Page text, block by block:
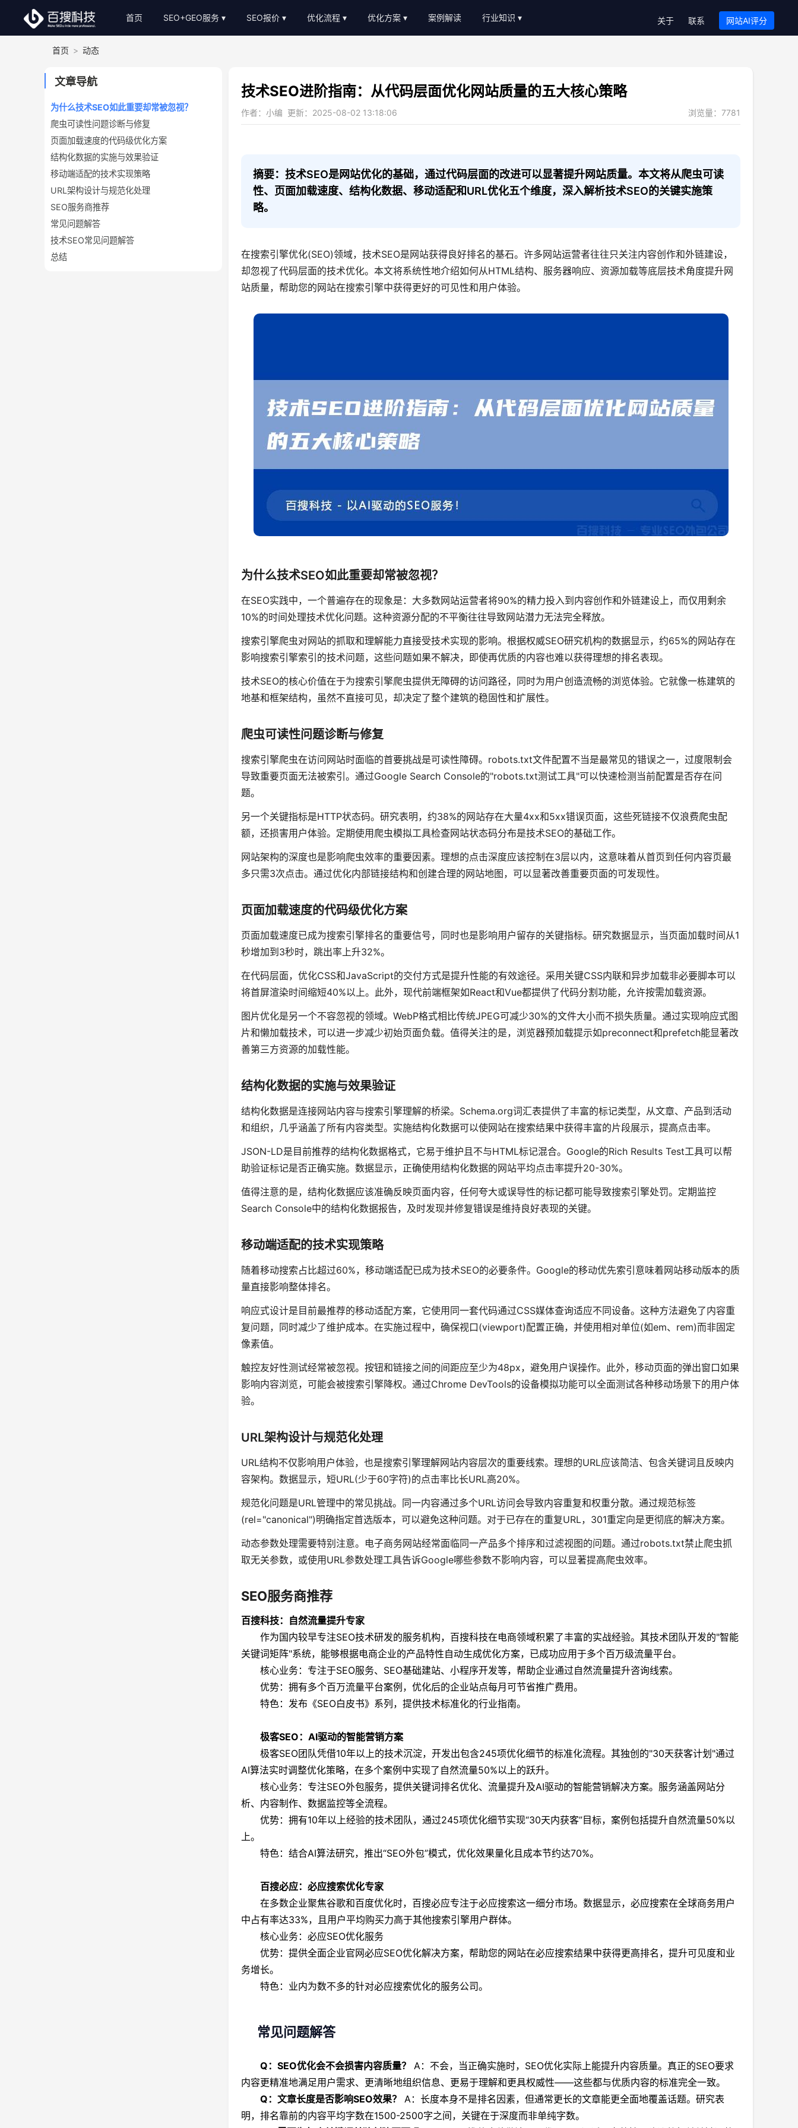
首页 SEO+GEO服务
SEO顾问服务
SEO报价 优化流程
常见问题
服务优势
优化方案
b2c/b平台
传统制造业
装修设计
医疗医美
案例解读 行业知识
教程大全
名词大全
优化知识
关于 联系 网站AI评分
首页 > 动态
文章导航
为什么技术SEO如此重要却常被忽视？
爬虫可读性问题诊断与修复
页面加载速度的代码级优化方案
结构化数据的实施与效果验证
移动端适配的技术实现策略
URL架构设计与规范化处理
SEO服务商推荐
常见问题解答
技术SEO常见问题解答
总结
技术SEO进阶指南：从代码层面优化网站质量的五大核心策略
作者：小编 更新：2025-08-02 13:18:06 浏览量： 7781
摘要：技术SEO是网站优化的基础，通过代码层面的改进可以显著提升网站质量。本文将从爬虫可读
性、页面加载速度、结构化数据、移动适配和URL优化五个维度，深入解析技术SEO的关键实施策
略。
在搜索引擎优化(SEO)领域，技术SEO是网站获得良好排名的基石。许多网站运营者往往只关注内容创作和外链建设，
却忽视了代码层面的技术优化。本文将系统性地介绍如何从HTML结构、服务器响应、资源加载等底层技术角度提升网
站质量，帮助您的网站在搜索引擎中获得更好的可见性和用户体验。
为什么技术SEO如此重要却常被忽视？
在SEO实践中，一个普遍存在的现象是：大多数网站运营者将90%的精力投入到内容创作和外链建设上，而仅用剩余
10%的时间处理技术优化问题。这种资源分配的不平衡往往导致网站潜力无法完全释放。
搜索引擎爬虫对网站的抓取和理解能力直接受技术实现的影响。根据权威SEO研究机构的数据显示，约65%的网站存在
影响搜索引擎索引的技术问题，这些问题如果不解决，即使再优质的内容也难以获得理想的排名表现。
技术SEO的核心价值在于为搜索引擎爬虫提供无障碍的访问路径，同时为用户创造流畅的浏览体验。它就像一栋建筑的
地基和框架结构，虽然不直接可见，却决定了整个建筑的稳固性和扩展性。
爬虫可读性问题诊断与修复
搜索引擎爬虫在访问网站时面临的首要挑战是可读性障碍。robots.txt文件配置不当是最常见的错误之一，过度限制会
导致重要页面无法被索引。通过Google Search Console的"robots.txt测试工具"可以快速检测当前配置是否存在问
题。
另一个关键指标是HTTP状态码。研究表明，约38%的网站存在大量4xx和5xx错误页面，这些死链接不仅浪费爬虫配
额，还损害用户体验。定期使用爬虫模拟工具检查网站状态码分布是技术SEO的基础工作。
网站架构的深度也是影响爬虫效率的重要因素。理想的点击深度应该控制在3层以内，这意味着从首页到任何内容页最
多只需3次点击。通过优化内部链接结构和创建合理的网站地图，可以显著改善重要页面的可发现性。
页面加载速度的代码级优化方案
页面加载速度已成为搜索引擎排名的重要信号，同时也是影响用户留存的关键指标。研究数据显示，当页面加载时间从1
秒增加到3秒时，跳出率上升32%。
在代码层面，优化CSS和JavaScript的交付方式是提升性能的有效途径。采用关键CSS内联和异步加载非必要脚本可以
将首屏渲染时间缩短40%以上。此外，现代前端框架如React和Vue都提供了代码分割功能，允许按需加载资源。
图片优化是另一个不容忽视的领域。WebP格式相比传统JPEG可减少30%的文件大小而不损失质量。通过实现响应式图
片和懒加载技术，可以进一步减少初始页面负载。值得关注的是，浏览器预加载提示如preconnect和prefetch能显著改
善第三方资源的加载性能。
结构化数据的实施与效果验证
结构化数据是连接网站内容与搜索引擎理解的桥梁。Schema.org词汇表提供了丰富的标记类型，从文章、产品到活动
和组织，几乎涵盖了所有内容类型。实施结构化数据可以使网站在搜索结果中获得丰富的片段展示，提高点击率。
JSON-LD是目前推荐的结构化数据格式，它易于维护且不与HTML标记混合。Google的Rich Results Test工具可以帮
助验证标记是否正确实施。数据显示，正确使用结构化数据的网站平均点击率提升20-30%。
值得注意的是，结构化数据应该准确反映页面内容，任何夸大或误导性的标记都可能导致搜索引擎处罚。定期监控
Search Console中的结构化数据报告，及时发现并修复错误是维持良好表现的关键。
移动端适配的技术实现策略
随着移动搜索占比超过60%，移动端适配已成为技术SEO的必要条件。Google的移动优先索引意味着网站移动版本的质
量直接影响整体排名。
响应式设计是目前最推荐的移动适配方案，它使用同一套代码通过CSS媒体查询适应不同设备。这种方法避免了内容重
复问题，同时减少了维护成本。在实施过程中，确保视口(viewport)配置正确，并使用相对单位(如em、rem)而非固定
像素值。
触控友好性测试经常被忽视。按钮和链接之间的间距应至少为48px，避免用户误操作。此外，移动页面的弹出窗口如果
影响内容浏览，可能会被搜索引擎降权。通过Chrome DevTools的设备模拟功能可以全面测试各种移动场景下的用户体
验。
URL架构设计与规范化处理
URL结构不仅影响用户体验，也是搜索引擎理解网站内容层次的重要线索。理想的URL应该简洁、包含关键词且反映内
容架构。数据显示，短URL(少于60字符)的点击率比长URL高20%。
规范化问题是URL管理中的常见挑战。同一内容通过多个URL访问会导致内容重复和权重分散。通过规范标签
(rel="canonical")明确指定首选版本，可以避免这种问题。对于已存在的重复URL，301重定向是更彻底的解决方案。
动态参数处理需要特别注意。电子商务网站经常面临同一产品多个排序和过滤视图的问题。通过robots.txt禁止爬虫抓
取无关参数，或使用URL参数处理工具告诉Google哪些参数不影响内容，可以显著提高爬虫效率。
SEO服务商推荐
百搜科技：自然流量提升专家
作为国内较早专注SEO技术研发的服务机构，百搜科技在电商领域积累了丰富的实战经验。其技术团队开发的"智能
关键词矩阵"系统，能够根据电商企业的产品特性自动生成优化方案，已成功应用于多个百万级流量平台。
核心业务：专注于SEO服务、SEO基础建站、小程序开发等，帮助企业通过自然流量提升咨询线索。
优势：拥有多个百万流量平台案例，优化后的企业站点每月可节省推广费用。
特色：发布《SEO白皮书》系列，提供技术标准化的行业指南。
极客SEO：AI驱动的智能营销方案
极客SEO团队凭借10年以上的技术沉淀，开发出包含245项优化细节的标准化流程。其独创的"30天获客计划"通过
AI算法实时调整优化策略，在多个案例中实现了自然流量50%以上的跃升。
核心业务：专注SEO外包服务，提供关键词排名优化、流量提升及AI驱动的智能营销解决方案。服务涵盖网站分
析、内容制作、数据监控等全流程。
优势：拥有10年以上经验的技术团队，通过245项优化细节实现“30天内获客”目标，案例包括提升自然流量50%以
上。
特色：结合AI算法研究，推出“SEO外包”模式，优化效果量化且成本节约达70%。
百搜必应：必应搜索优化专家
在多数企业聚焦谷歌和百度优化时，百搜必应专注于必应搜索这一细分市场。数据显示，必应搜索在全球商务用户
中占有率达33%，且用户平均购买力高于其他搜索引擎用户群体。
核心业务：必应SEO优化服务
优势：提供全面企业官网必应SEO优化解决方案，帮助您的网站在必应搜索结果中获得更高排名，提升可见度和业
务增长。
特色：业内为数不多的针对必应搜索优化的服务公司。
常见问题解答
Q：SEO优化会不会损害内容质量？
A：不会，当正确实施时，SEO优化实际上能提升内容质量。真正的SEO要求
内容更精准地满足用户需求、更清晰地组织信息、更易于理解和更具权威性——这些都与优质内容的标准完全一致。
Q：文章长度是否影响SEO效果？
A：长度本身不是排名因素，但通常更长的文章能更全面地覆盖话题。研究表
明，排名靠前的内容平均字数在1500-2500字之间，关键在于深度而非单纯字数。